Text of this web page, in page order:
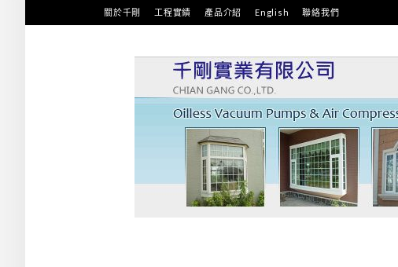
至
關於千剛 工程實績 產品介紹 English 聯絡我們